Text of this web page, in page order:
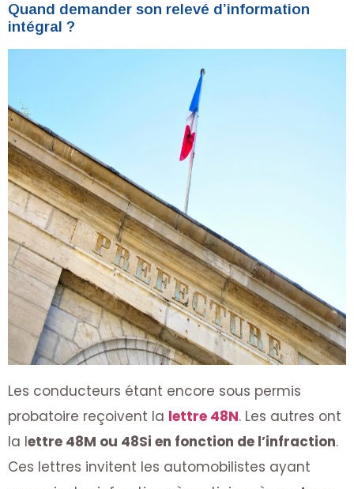
Quand demander son relevé d’information
intégral ?
Les conducteurs étant encore sous permis
probatoire reçoivent la lettre 48N. Les autres ont
la lettre 48M ou 48Si en fonction de l’infraction.
Ces lettres invitent les automobilistes ayant